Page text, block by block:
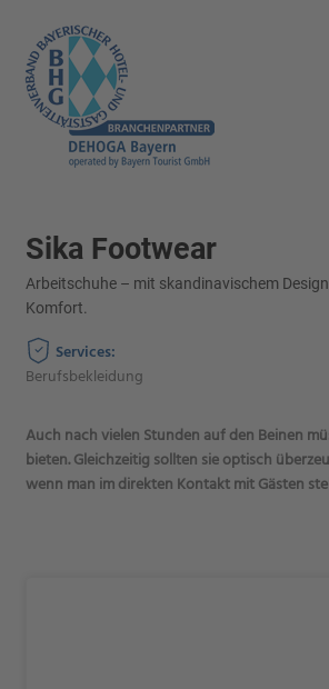
Sika Footwear
Arbeitschuhe – mit skandinavischem
Komfort.
Services:
Berufsbekleidung
Auch nach vielen Stunden auf den Beinen
bieten. Gleichzeitig sollten sie optisch
wenn man im direkten Kontakt mit Gästen